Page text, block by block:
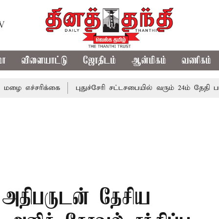
விளையாட்டு ஜோதிடம் ஆன்மிகம் வணிகம்
புதுச்சேரி சட்டசபையில் வரும் 24ம் தேதி பட்ஜெட்
தேசிய